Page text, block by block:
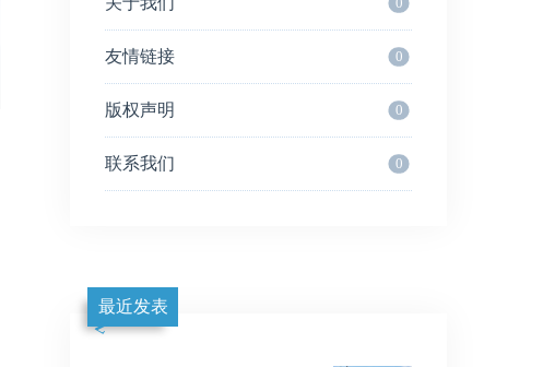
0
友情链接 0
版权声明 0
联系我们 0
最近发表